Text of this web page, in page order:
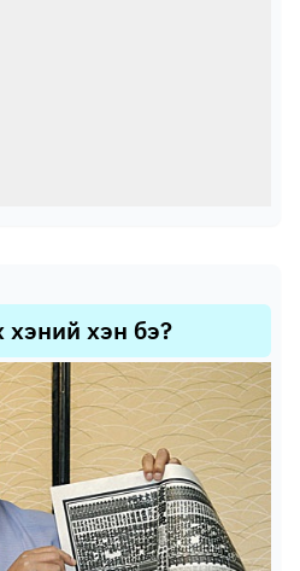
хэний хэн бэ?